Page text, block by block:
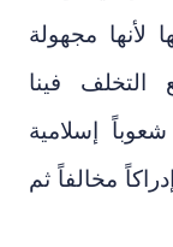
مجهولة
التخلف فينا
إسلامية
مخالفاً ثم